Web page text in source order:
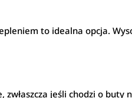
to idealna opcja.
jeśli chodzi o buty